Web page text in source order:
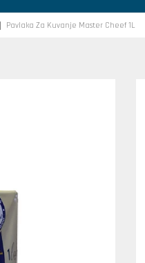
Pavlaka Za Kuvanje Master Cheef 1L